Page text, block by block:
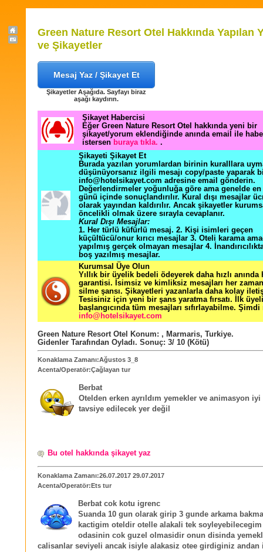
Green Nature Resort Otel Hakkında Yapılan
ve Şikayetler
Mesaj Yaz / Şikayet Et
Şikayetler Aşağıda. Sayfayı biraz
aşağı kaydırın.
Şikayet Habercisi
Eğer Green Nature Resort Otel hakkında yeni bir
şikayet/yorum eklendiğinde anında email ile
istersen buraya tıkla. .
Şikayeti Şikayet Et
Burada yazılan yorumlardan birinin kuralllara
düşünüyorsanız ilgili mesajı copy/paste yaparak
info@hotelsikayet.com adresine email gönderin.
Değerlendirmeler yoğunluğa göre ama genelde
günü içinde sonuçlandırılır. Kural dışı mesajlar
olarak yayından kaldırılır. Ancak şikayetler
öncelikli olmak üzere sırayla cevaplanır.
Kural Dışı Mesajlar:
1. Her türlü küfürlü mesaj. 2. Kişi isimleri geçen
küçültücü/onur kırıcı mesajlar 3. Oteli karama
yapılmış gerçek olmayan mesajlar 4.
boş yazılmış mesajlar.
Kurumsal Üye Olun
Yıllık bir üyelik bedeli ödeyerek daha hızlı
garantisi. İsimsiz ve kimliksiz mesajları her zaman
silme şansı. Şikayetleri yazanlarla daha kolay
Tesisiniz için yeni bir şans yaratma fırsatı. İlk
başlangıcında tüm mesajları sıfırlayabilme. Şimdi
info@hotelsikayet.com
Green Nature Resort Otel Konum: , Marmaris, Turkiye.
Gidenler Tarafından Oyladı. Sonuç: 3/ 10 (Kötü)
Konaklama Zamanı:Ağustos 3_8
Acenta/Operatör:Çağlayan tur
Berbat
Otelden erken ayrıldım yemekler ve animasyon
tavsiye edilecek yer değil
Bu otel hakkında şikayet yaz
Konaklama Zamanı:26.07.2017 29.07.2017
Acenta/Operatör:Ets tur
Berbat cok kotu igrenc
Suanda 10 gun olarak girip 3 gunde arkama
kactigim oteldir otelle alakali tek soyleyebilecegim
odasinin cok guzel olmasidir onun disinda
calisanlar seviyeli ancak isiyle alakasiz otee girdiginiz andan